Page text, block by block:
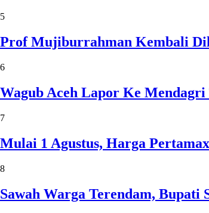
5
Prof Mujiburrahman Kembali
6
Wagub Aceh Lapor Ke Mendagri
7
Mulai 1 Agustus, Harga
8
Sawah Warga Terendam,